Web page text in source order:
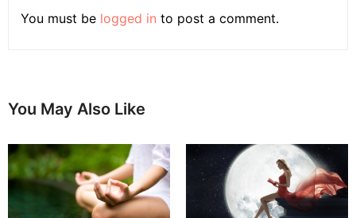
You must be logged in to post a comment.
You May Also Like